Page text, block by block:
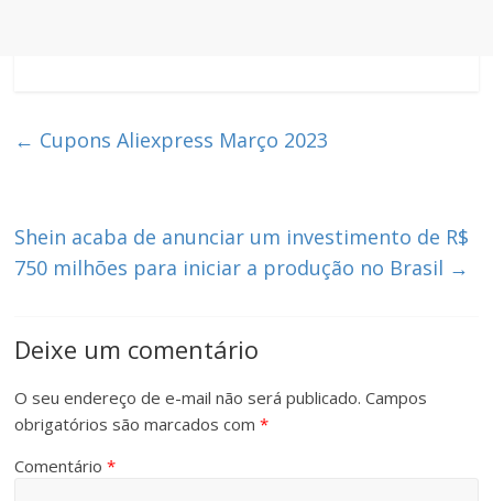
← Cupons Aliexpress Março 2023
Shein acaba de anunciar um investimento de R$
750 milhões para iniciar a produção no Brasil →
Deixe um comentário
O seu endereço de e-mail não será publicado. Campos
obrigatórios são marcados com*
Comentário*